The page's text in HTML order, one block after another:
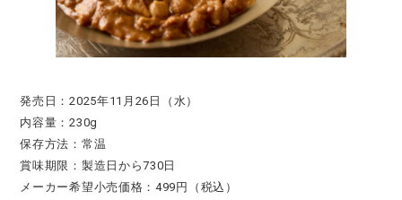
発売日：2025年11月26日（水）
内容量：230g
保存方法：常温
賞味期限：製造日から730日
メーカー希望小売価格：499円（税込）